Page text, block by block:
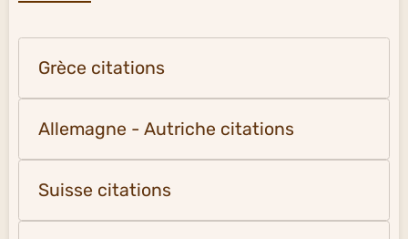
Grèce citations
Allemagne - Autriche citations
Suisse citations